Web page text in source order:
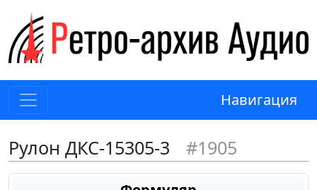
Навигация
Рулон ДКС-15305-3 #1905